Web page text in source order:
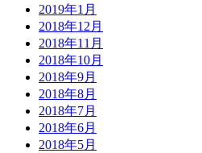
2019年1月
2018年12月
2018年11月
2018年10月
2018年9月
2018年8月
2018年7月
2018年6月
2018年5月